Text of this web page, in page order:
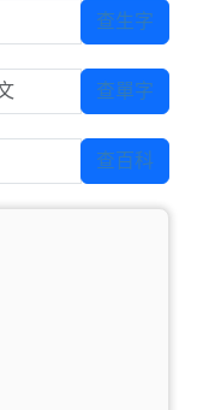
查生字
查單字
查百科